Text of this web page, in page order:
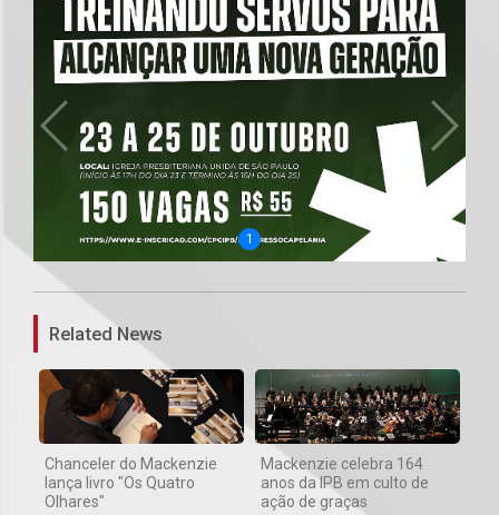
1
Related News
Chanceler do Mackenzie
lança livro "Os Quatro
Olhares"
Mackenzie celebra 164
anos da IPB em culto de
ação de graças